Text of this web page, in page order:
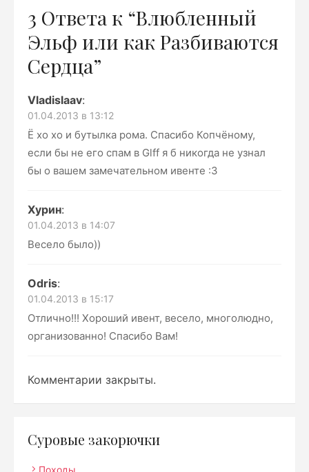
3 Ответа к “Влюбленный
Эльф или как Разбиваются
Сердца”
Vladislaav:
01.04.2013 в 13:12
Ё хо хо и бутылка рома. Спасибо Копчёному,
если бы не его спам в Glff я б никогда не узнал
бы о вашем замечательном ивенте :3
Хурин:
01.04.2013 в 14:07
Весело было))
Odris:
01.04.2013 в 15:17
Отлично!!! Хороший ивент, весело, многолюдно,
организованно! Спасибо Вам!
Комментарии закрыты.
Суровые закорючки
Походы